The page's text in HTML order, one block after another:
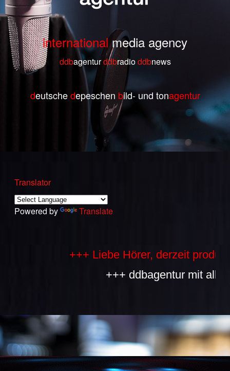
internationalmedia agency
ddbagenturddbradioddbnews
deutschedepeschen bild- und tonagentur
Translator
Powered by Translate
+++ Liebe Hörer, derzeit
+++ ddbagentur mit allen